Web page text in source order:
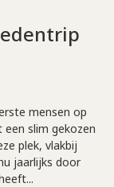
mensen op
slim gekozen
plek, vlakbij
jaarlijks door